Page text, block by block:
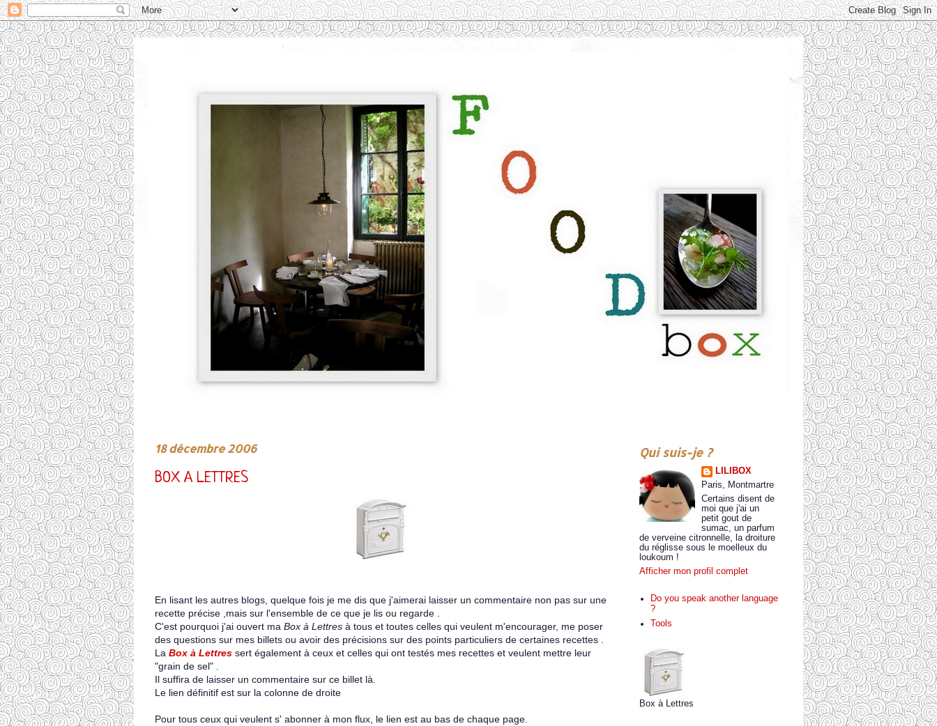
18 décembre 2006
BOX A LETTRES
En lisant les autres blogs, quelque fois je me dis que j'aimerai laisser un commentaire non pas sur une
recette précise ,mais sur l'ensemble de ce que je lis ou regarde .
C'est pourquoi j'ai ouvert ma Box à Lettres à tous et toutes celles qui veulent m'encourager, me poser
des questions sur mes billets ou avoir des précisions sur des points particuliers de certaines recettes .
La Box à Lettres sert également à ceux et celles qui ont testés mes recettes et veulent mettre leur
"grain de sel" .
Il suffira de laisser un commentaire sur ce billet là.
Le lien définitif est sur la colonne de droite
Pour tous ceux qui veulent s' abonner à mon flux, le lien est au bas de chaque page.
Qui suis-je ?
LILIBOX
Paris, Montmartre
Certains disent de
moi que j'ai un
petit gout de
sumac, un parfum
de verveine citronnelle, la droiture
du réglisse sous le moelleux du
loukoum !
Afficher mon profil complet
Do you speak another language
?
Tools
Box à Lettres